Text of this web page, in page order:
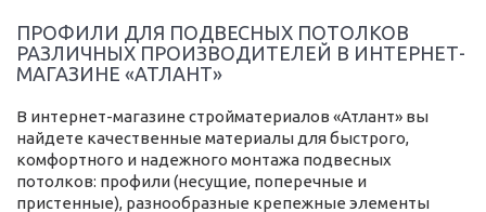
ПРОФИЛИ ДЛЯ ПОДВЕСНЫХ ПОТОЛКОВ
РАЗЛИЧНЫХ ПРОИЗВОДИТЕЛЕЙ В ИНТЕРНЕТ-
МАГАЗИНЕ «АТЛАНТ»
В интернет-магазине стройматериалов «Атлант» вы
найдете качественные материалы для быстрого,
комфортного и надежного монтажа подвесных
потолков: профили (несущие, поперечные и
пристенные), разнообразные крепежные элементы